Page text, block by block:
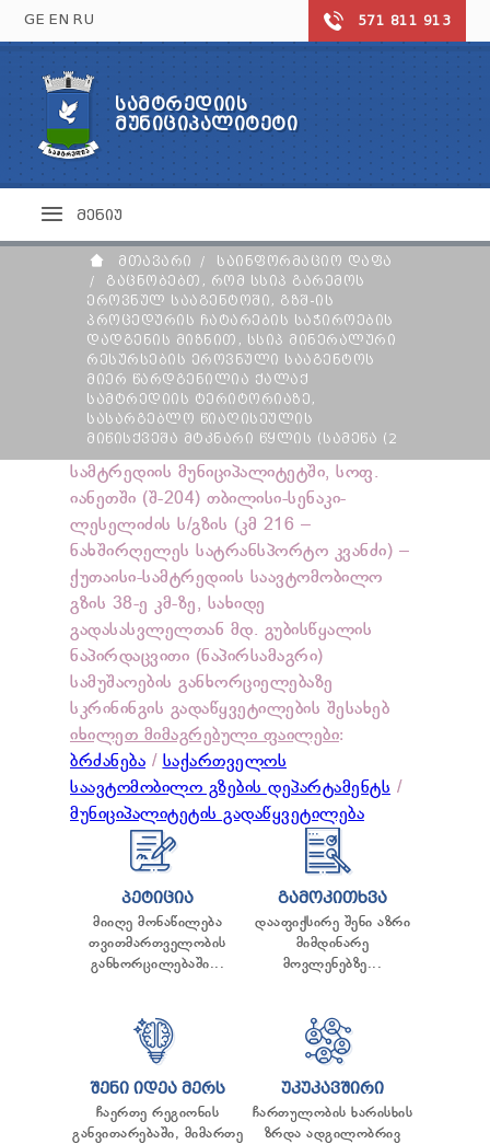
ᲡᲐᲛᲢᲠᲔᲓᲘᲘᲡ ᲛᲣᲜᲘᲪᲘᲞᲐᲚᲘᲢᲔᲢᲘ
ᲡᲘᲐᲮᲚᲔᲔᲑᲘ
ᲡᲐᲛᲢᲠᲔᲓᲘᲐ ᲓᲦᲔᲡ
ᲛᲣᲜᲘᲪᲘᲞᲐᲚᲘᲢᲔᲢᲘᲡ ᲡᲘᲛᲑᲝᲚᲘᲙᲐ
ᲢᲣᲠᲘᲖᲛᲘ
ᲙᲝᲜᲢᲐᲥᲢᲘ
ᲒᲐᲜᲐᲗᲚᲔᲑᲐ
ᲡᲙᲝᲚᲐᲛᲓᲔᲚᲘ ᲐᲦᲖᲠᲓᲘᲡ ᲓᲐᲬᲔᲡᲔᲑᲣᲚᲔᲑᲔᲑᲘ
ᲡᲐᲮᲔᲚᲝᲕᲜᲔᲑᲝ ᲓᲐ ᲡᲞᲝᲠᲢᲣᲚᲘ ᲡᲙᲝᲚᲔᲑᲘ
ᲙᲣᲚᲢᲣᲠᲐ ᲓᲐ ᲡᲞᲝᲠᲢᲘ
ᲑᲘᲑᲚᲘᲝᲗᲔᲙᲐ
ᲤᲝᲚᲙᲚᲝᲠᲘ
ᲡᲞᲝᲠᲢᲣᲚᲘ ᲝᲑᲘᲔᲥᲢᲔᲑᲘ
ᲯᲐᲜᲓᲐᲪᲕᲐ
ᲯᲐᲜᲓᲐᲪᲕᲘᲡ ᲪᲔᲜᲢᲠᲘ
ᲡᲐᲕᲐᲓᲛᲧᲝᲤᲝ ᲓᲐ ᲞᲝᲚᲘᲙᲚᲘᲜᲘᲙᲐ
ᲐᲤᲗᲘᲐᲥᲔᲑᲘ
ᲥᲐᲚᲐᲥᲘᲡ ᲛᲔᲠᲘ
ᲛᲔᲠᲘᲡ ᲛᲝᲐᲓᲒᲘᲚᲔᲔᲑᲘ
ᲛᲔᲠᲘᲘᲡ ᲡᲐᲛᲡᲐᲮᲣᲠᲔᲑᲘ
ᲛᲔᲠᲘᲡ ᲬᲐᲠᲛᲝᲛᲐᲓᲒᲔᲜᲚᲔᲑᲘ
ᲛᲔᲠᲘᲡ ᲐᲜᲒᲐᲠᲘᲨᲘ
ᲛᲔᲠᲘᲘᲡ ᲡᲢᲠᲐᲢᲔᲒᲘᲐ ᲓᲐ ᲒᲔᲒᲛᲐ
ᲙᲐᲜᲝᲜᲛᲓᲔᲑᲚᲝᲑᲐ
ᲛᲔᲠᲘᲘᲡ ᲡᲐᲨᲢᲐᲢᲝ ᲜᲣᲡᲮᲐ
ᲡᲢᲠᲣᲥᲢᲣᲠᲣᲚᲘ ᲮᲔ
ᲡᲐᲙᲠᲔᲑᲣᲚᲝ
ᲡᲐᲙᲠᲔᲑᲣᲚᲝᲡ ᲗᲐᲕᲛᲯᲓᲝᲛᲐᲠᲔ
ᲛᲝᲐᲓᲒᲘᲚᲔᲔᲑᲘ
ᲬᲔᲕᲠᲔᲑᲘ
ᲑᲘᲣᲠᲝ
ᲓᲐᲡᲬᲠᲔᲑᲘᲡ ᲬᲔᲡᲘ
ᲡᲐᲙᲠᲔᲑᲣᲚᲝᲡ ᲐᲜᲒᲐᲠᲘᲨᲘ
ᲤᲠᲐᲥᲪᲘᲐ "ᲥᲐᲠᲗᲣᲚᲘ ᲝᲪᲜᲔᲑᲐ"
ᲤᲠᲐᲥᲪᲘᲐ "ᲜᲐᲪᲘᲝᲜᲐᲚᲣᲠᲘ ᲛᲝᲫᲠᲐᲝᲑᲐ"
ᲒᲔᲜᲓᲔᲠᲣᲚᲘ ᲗᲐᲜᲐᲡᲬᲝᲠᲝᲑᲘᲡ ᲡᲐᲑᲭᲝ:
ᲡᲐᲑᲭᲝᲡ ᲓᲝᲙᲣᲛᲔᲜᲢᲐᲪᲘᲐ
2022 ᲬᲚᲘᲡ
/2023 ᲬᲚᲘᲡ ᲓᲝᲙᲣᲛᲔᲜᲢᲐᲪᲘᲐ
2024 ᲬᲚᲘᲡ ᲓᲝᲙᲣᲛᲔᲜᲢᲐᲪᲘᲐ
ᲛᲐᲟᲝᲠᲘᲢᲐᲠᲘ ᲓᲔᲞᲣᲢᲐᲢᲘ
ᲓᲔᲞᲣᲢᲐᲢᲘ
ᲓᲔᲞᲣᲢᲐᲢᲘᲡ ᲑᲘᲣᲠᲝ
ᲛᲝᲥᲐᲚᲐᲥᲔᲡ
ᲡᲝᲤᲚᲘᲡ ᲛᲮᲐᲠᲓᲐᲭᲔᲠᲘᲡ ᲞᲠᲝᲒᲠᲐᲛᲐ
ᲡᲐᲛᲝᲥᲐᲚᲐᲥᲝ ᲡᲐᲑᲭᲝ
ᲜᲔᲑᲐᲠᲗᲕᲔᲑᲘ
ᲡᲮᲕᲐ ᲡᲔᲠᲕᲘᲡᲔᲑᲘ
ᲡᲐᲯᲐᲠᲝ ᲓᲝᲙᲣᲛᲔᲜᲢᲐᲪᲘᲐ
ᲑᲠᲫᲐᲜᲔᲑᲐ ᲓᲐ ᲒᲐᲜᲙᲐᲠᲒᲣᲚᲔᲑᲐ
ᲡᲐᲘᲜᲤᲝᲠᲛᲐᲪᲘᲝ ᲓᲝᲙᲣᲛᲔᲜᲢᲐᲪᲘᲐ
ᲡᲐᲙᲠᲔᲑᲣᲚᲝᲡ ᲤᲣᲜᲥᲪᲘᲐ-ᲛᲝᲕᲐᲚᲔᲝᲑᲔᲑᲘ ᲓᲐ
ᲡᲐᲛᲣᲨᲐᲝ ᲒᲔᲒᲛᲐ
ᲡᲐᲙᲠᲔᲑᲣᲚᲝᲡ ᲡᲮᲓᲝᲛᲘᲡ ᲝᲥᲛᲔᲑᲘ
ᲑᲘᲣᲠᲝᲡ ᲡᲮᲓᲝᲛᲘᲡ ᲝᲥᲛᲔᲑᲘ
ᲙᲝᲛᲘᲡᲘᲘᲡ ᲡᲮᲓᲝᲛᲘᲡ ᲝᲥᲛᲔᲑᲘ
ᲑᲘᲣᲯᲔᲢᲘ:2021/ 2022/2023/2024/2025/
ᲨᲔᲡᲧᲘᲓᲕᲔᲑᲘᲡ ᲬᲚᲘᲣᲠᲘ ᲒᲔᲒᲛᲐ
ᲒᲐᲜᲮᲝᲠᲪᲘᲔᲚᲔᲑᲣᲚᲘ ᲨᲔᲡᲧᲘᲓᲕᲔᲑᲘ
ᲛᲘᲕᲚᲘᲜᲔᲑᲘᲡ ᲮᲐᲠᲯᲔᲑᲘ
ᲠᲔᲙᲚᲐᲛᲘᲡ ᲮᲐᲠᲯᲔᲑᲘ
ᲡᲐᲙᲝᲛᲣᲜᲘᲙᲐᲪᲘᲝ ᲮᲐᲠᲯᲔᲑᲘ
ᲢᲔᲥᲜᲘᲙᲣᲠᲘ ᲮᲐᲠᲯᲔᲑᲘ
ᲡᲐᲬᲕᲐᲕᲘᲡ ᲮᲐᲠᲯᲔᲑᲘ
ᲬᲐᲠᲛᲝᲛᲐᲓᲒᲔᲜᲚᲝᲑᲘᲗᲘ ᲮᲐᲠᲯᲔᲑᲘ
ᲐᲣᲥᲪᲘᲝᲜᲔᲑᲘ
ᲞᲠᲔᲖᲘᲓᲔᲜᲢᲘᲡᲗᲕᲘᲡ ᲓᲐ
ᲞᲐᲠᲚᲐᲛᲔᲜᲢᲘᲡᲗᲕᲘᲡ ᲬᲐᲠᲡᲐᲓᲒᲔᲜᲘ ᲐᲜᲒᲐᲠᲘᲨᲘ
ᲡᲐᲯᲐᲠᲝ ᲘᲜᲤᲝᲠᲛᲐᲪᲘᲘᲡ ᲛᲝᲗᲮᲝᲕᲜᲐ
ᲞᲔᲠᲡᲝᲜᲐᲚᲣᲠ ᲛᲝᲜᲐᲪᲔᲛᲗᲐ ᲓᲐᲪᲕᲘᲡ
ᲡᲐᲛᲐᲠᲗᲚᲔᲑᲠᲘᲕᲘ ᲒᲐᲓᲐᲬᲧᲕᲔᲢᲘᲚᲔᲑᲔᲑᲘ
ᲑᲘᲖᲜᲔᲡᲘ
ᲑᲐᲜᲙᲘ ᲓᲐ ᲛᲘᲙᲠᲝᲡᲐᲤᲘᲜᲐᲜᲡᲝ
ᲛᲪᲘᲠᲔ ᲓᲐ ᲡᲐᲨᲣᲐᲚᲝ ᲑᲘᲖᲜᲔᲡᲘ
ᲐᲠᲐᲡᲐᲛᲗᲐᲕᲠᲝᲑᲝ ᲝᲠᲒᲐᲜᲘᲖᲐᲪᲘᲔᲑᲘ
ᲡᲐᲘᲜᲕᲔᲡᲢᲘᲪᲘᲝ ᲝᲑᲘᲔᲥᲢᲔᲑᲘ
ᲒᲐᲜᲮᲝᲠᲪᲘᲔᲚᲔᲑᲣᲚᲘ ᲘᲜᲕᲔᲡᲢᲘᲪᲘᲔᲑᲘ
ᲨᲔᲛᲝᲒᲕᲘᲔᲠᲗᲓᲘ
GE EN RU 571 811 913
ᲡᲐᲛᲢᲠᲔᲓᲘᲘᲡ
ᲛᲣᲜᲘᲪᲘᲞᲐᲚᲘᲢᲔᲢᲘ
ᲛᲔᲜᲘᲣ
ᲛᲗᲐᲕᲐᲠᲘ
ᲡᲐᲘᲜᲤᲝᲠᲛᲐᲪᲘᲝ ᲓᲐᲤᲐ
ᲒᲐᲪᲜᲝᲑᲔᲑᲗ, ᲠᲝᲛ ᲡᲡᲘᲞ ᲒᲐᲠᲔᲛᲝᲡ
ᲔᲠᲝᲕᲜᲣᲚ ᲡᲐᲐᲒᲔᲜᲢᲝᲨᲘ, ᲒᲖᲨ-ᲘᲡ
ᲞᲠᲝᲪᲔᲓᲣᲠᲘᲡ ᲩᲐᲢᲐᲠᲔᲑᲘᲡ ᲡᲐᲭᲘᲠᲝᲔᲑᲘᲡ
ᲓᲐᲓᲒᲔᲜᲘᲡ ᲛᲘᲖᲜᲘᲗ, ᲡᲡᲘᲞ ᲛᲘᲜᲔᲠᲐᲚᲣᲠᲘ
ᲠᲔᲡᲣᲠᲡᲔᲑᲘᲡ ᲔᲠᲝᲕᲜᲣᲚᲘ ᲡᲐᲐᲒᲔᲜᲢᲝᲡ
ᲛᲘᲔᲠ ᲬᲐᲠᲓᲒᲔᲜᲘᲚᲘᲐ ᲥᲐᲚᲐᲥ
ᲡᲐᲛᲢᲠᲔᲓᲘᲘᲡ ᲢᲔᲠᲘᲢᲝᲠᲘᲐᲖᲔ,
ᲡᲐᲡᲐᲠᲒᲔᲑᲚᲝ ᲬᲘᲐᲦᲘᲡᲔᲣᲚᲘᲡ
ᲛᲘᲬᲘᲡᲥᲕᲔᲨᲐ ᲛᲢᲙᲜᲐᲠᲘ ᲬᲧᲚᲘᲡ (ᲡᲐᲛᲔᲬᲐ (2
სამტრედიის მუნიციპალიტეტში, სოფ.
იანეთში (შ-204) თბილისი-სენაკი-
ლესელიძის ს/გზის (კმ 216 –
ნახშირღელეს სატრანსპორტო კვანძი) –
ქუთაისი-სამტრედიის საავტომობილო
გზის 38-ე კმ-ზე, სახიდე
გადასასვლელთან მდ. გუბისწყალის
ნაპირდაცვითი (ნაპირსამაგრი)
სამუშაოების განხორციელებაზე
სკრინინგის გადაწყვეტილების შესახებ
იხილეთ მიმაგრებული ფაილები:
ბრძანება /საქართველოს
საავტომობილო გზების დეპარტამენტს /
მუნიციპალიტეტის გადაწყვეტილება
ᲞᲔᲢᲘᲪᲘᲐ
მიიღე მონაწილება
თვითმართველობის
განხორცილებაში...
ᲒᲐᲛᲝᲙᲘᲗᲮᲕᲐ
დააფიქსირე შენი აზრი
მიმდინარე
მოვლენებზე...
ᲨᲔᲜᲘ ᲘᲓᲔᲐ ᲛᲔᲠᲡ
ჩაერთე რეგიონის
განვითარებაში, მიმართე
ᲣᲙᲣᲙᲐᲕᲨᲘᲠᲘ
ჩართულობის ხარისხის
ზრდა ადგილობრივ